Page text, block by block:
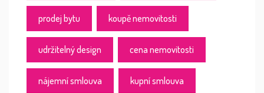
prodej bytu koupě nemovitosti
udržitelný design cena nemovitosti
nájemní smlouva kupní smlouva